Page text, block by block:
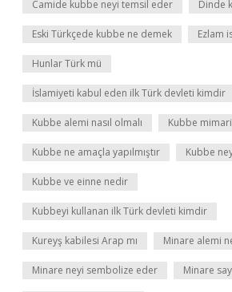
Camide kubbe neyi temsil eder Dinde
Eski Türkçede kubbe ne demek Ezlam
Hunlar Türk mü
İslamiyeti kabul eden ilk Türk devleti kimdir
Kubbe alemi nasıl olmalı Kubbe
Kubbe ne amaçla yapılmıştır Kubbe
Kubbe ve einne nedir
Kubbeyi kullanan ilk Türk devleti kimdir
Kureyş kabilesi Arap mı Minare alemi
Minare neyi sembolize eder Minare